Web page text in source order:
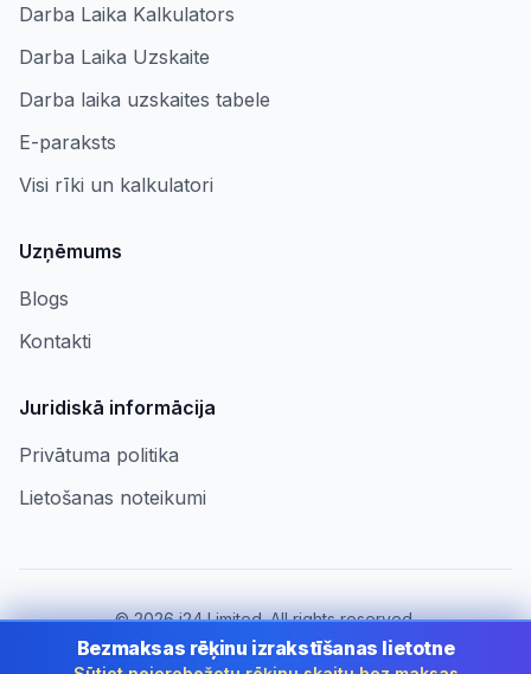
Darba Laika Kalkulators
Darba Laika Uzskaite
Darba laika uzskaites tabele
E-paraksts
Visi rīki un kalkulatori
Uzņēmums
Blogs
Kontakti
Juridiskā informācija
Privātuma politika
Lietošanas noteikumi
©2026i24 Limited. All rights reserved.
Uzņēmumiem Latvia
Bezmaksas rēķinu izrakstīšanas lietotne